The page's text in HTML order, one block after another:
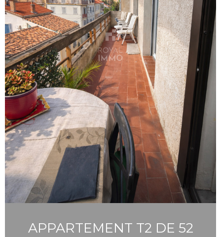
APPARTEMENT T2 DE 52